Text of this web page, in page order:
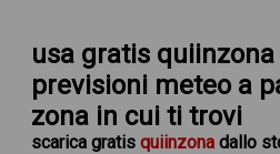
usa gratis
previsioni meteo a
zona in cui ti trovi
scarica gratis quiinzonadallo